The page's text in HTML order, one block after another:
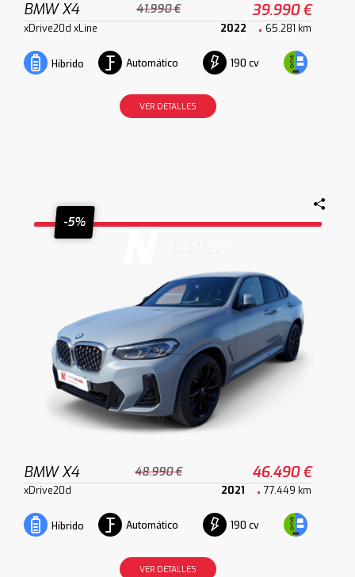
BMW X4 41.990 € 39.990 €
xDrive20d xLine 2022 65.281 km
Híbrido Automático 190 cv
VER DETALLES
-5%
BMW X4 48.990 € 46.490 €
xDrive20d 2021 77.449 km
Híbrido Automático 190 cv
VER DETALLES